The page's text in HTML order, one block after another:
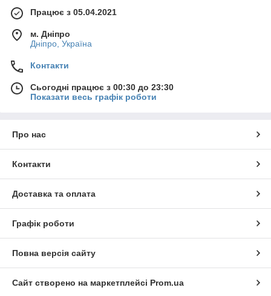
Працює з 05.04.2021
м. Дніпро
Дніпро, Україна
Контакти
Сьогодні працює з 00:30 до 23:30
Показати весь графік роботи
Про нас
Контакти
Доставка та оплата
Графік роботи
Повна версія сайту
Сайт створено на маркетплейсі Prom.ua